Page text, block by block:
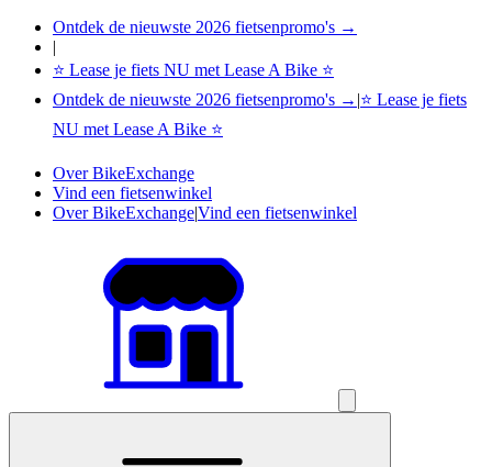
Ontdek de nieuwste 2026 fietsenpromo's →
|
⭐ Lease je fiets NU met Lease A Bike ⭐
Ontdek de nieuwste 2026 fietsenpromo's → |⭐ Lease je fiets
NU met Lease A Bike ⭐
Over BikeExchange
Vind een fietsenwinkel
Over BikeExchange|Vind een fietsenwinkel